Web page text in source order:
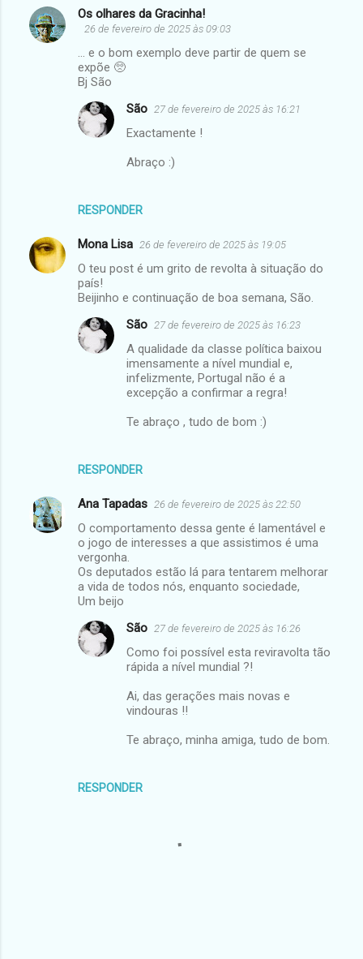
Os olhares da Gracinha!
26 de fevereiro de 2025 às 09:03
... e o bom exemplo deve partir de quem se
expõe 🥺
Bj São
RESPONDER
São 27 de fevereiro de 2025 às 16:21
Exactamente !
Abraço :)
Mona Lisa 26 de fevereiro de 2025 às 19:05
O teu post é um grito de revolta à situação do
país!
Beijinho e continuação de boa semana, São.
RESPONDER
São 27 de fevereiro de 2025 às 16:23
A qualidade da classe política baixou
imensamente a nível mundial e,
infelizmente, Portugal não é a
excepção a confirmar a regra!
Te abraço , tudo de bom :)
Ana Tapadas 26 de fevereiro de 2025 às 22:50
O comportamento dessa gente é lamentável e
o jogo de interesses a que assistimos é uma
vergonha.
Os deputados estão lá para tentarem melhorar
a vida de todos nós, enquanto sociedade,
Um beijo
RESPONDER
São 27 de fevereiro de 2025 às 16:26
Como foi possível esta reviravolta tão
rápida a nível mundial ?!
Ai, das gerações mais novas e
vindouras !!
Te abraço, minha amiga, tudo de bom.